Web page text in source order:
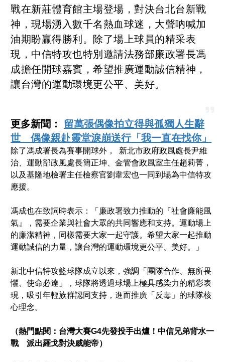
戰在新莊體育館主場登場，對決台北台新戰
神，現場湧入數千名熱血球迷，大聲吶喊加
油期盼贏得勝利。除了場上球員的精采表
現，中信特攻也特別邀請法務部廉政署長馮
成擔任開球嘉賓，希望推廣運動誠信精神，
讓台灣的運動環境更公平、美好。
更多新聞： 留萬張偶像拍立得與孤獨人生辭
世 偶像親赴靈堂淚崩送行「我一直在找你」
除了馮成署長為賽事開球外， 新北市政府政風處長尹維
治、運動部政風處長簡正坤、金管會政風室主任趙莉菁，
以及基隆地檢署主任檢察官劉韋宏也一同到場為中信特攻
應援。
馮成也在致詞時表示：「廉政署致力推動的『社會廉能風
氣』，需要企業與社會大眾的共同響應和支持。運動場上
的廉潔精神，同樣需要大家一起守護。希望大家一起推動
運動誠信的力量，讓台灣的運動環境更公平、美好。」
新北中信特攻籃球隊成立以來，強調「團隊合作、無所畏
懼、使命必達」，球隊將透過球場上極具感染力的精彩表
現，吸引年輕族群認同支持，進而推廣「反毒」的球隊核
心理念。
（熱門點閱： 台灣大賽G4先發投手出爐！中信兄弟背水一
戰 派出羅戈對決威能帝）